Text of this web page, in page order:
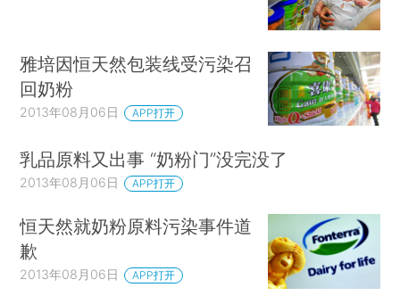
雅培因恒天然包装线受污染召
回奶粉
2013年08月06日 APP打开
乳品原料又出事 “奶粉门”没完没了
2013年08月06日 APP打开
恒天然就奶粉原料污染事件道
歉
2013年08月06日 APP打开